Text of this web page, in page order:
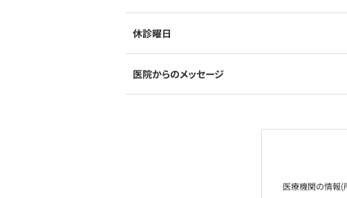
休診曜日
医院からのメッセージ
医療機関の情報(